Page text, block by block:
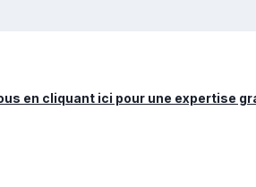
en cliquant ici pour une expertise